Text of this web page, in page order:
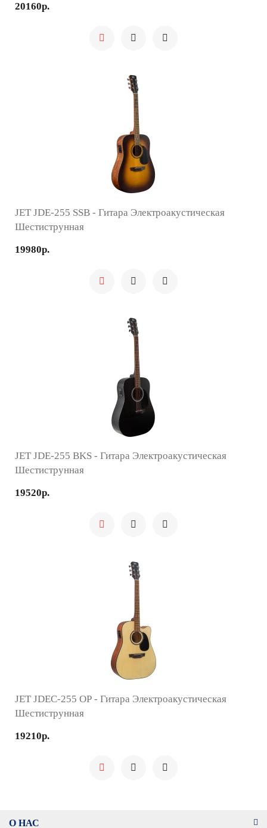
20160р.
JET JDE-255 SSB - Гитара Электроакустическая
Шестиструнная
19980р.
JET JDE-255 BKS - Гитара Электроакустическая
Шестиструнная
19520р.
JET JDEC-255 OP - Гитара Электроакустическая
Шестиструнная
19210р.
О НАС